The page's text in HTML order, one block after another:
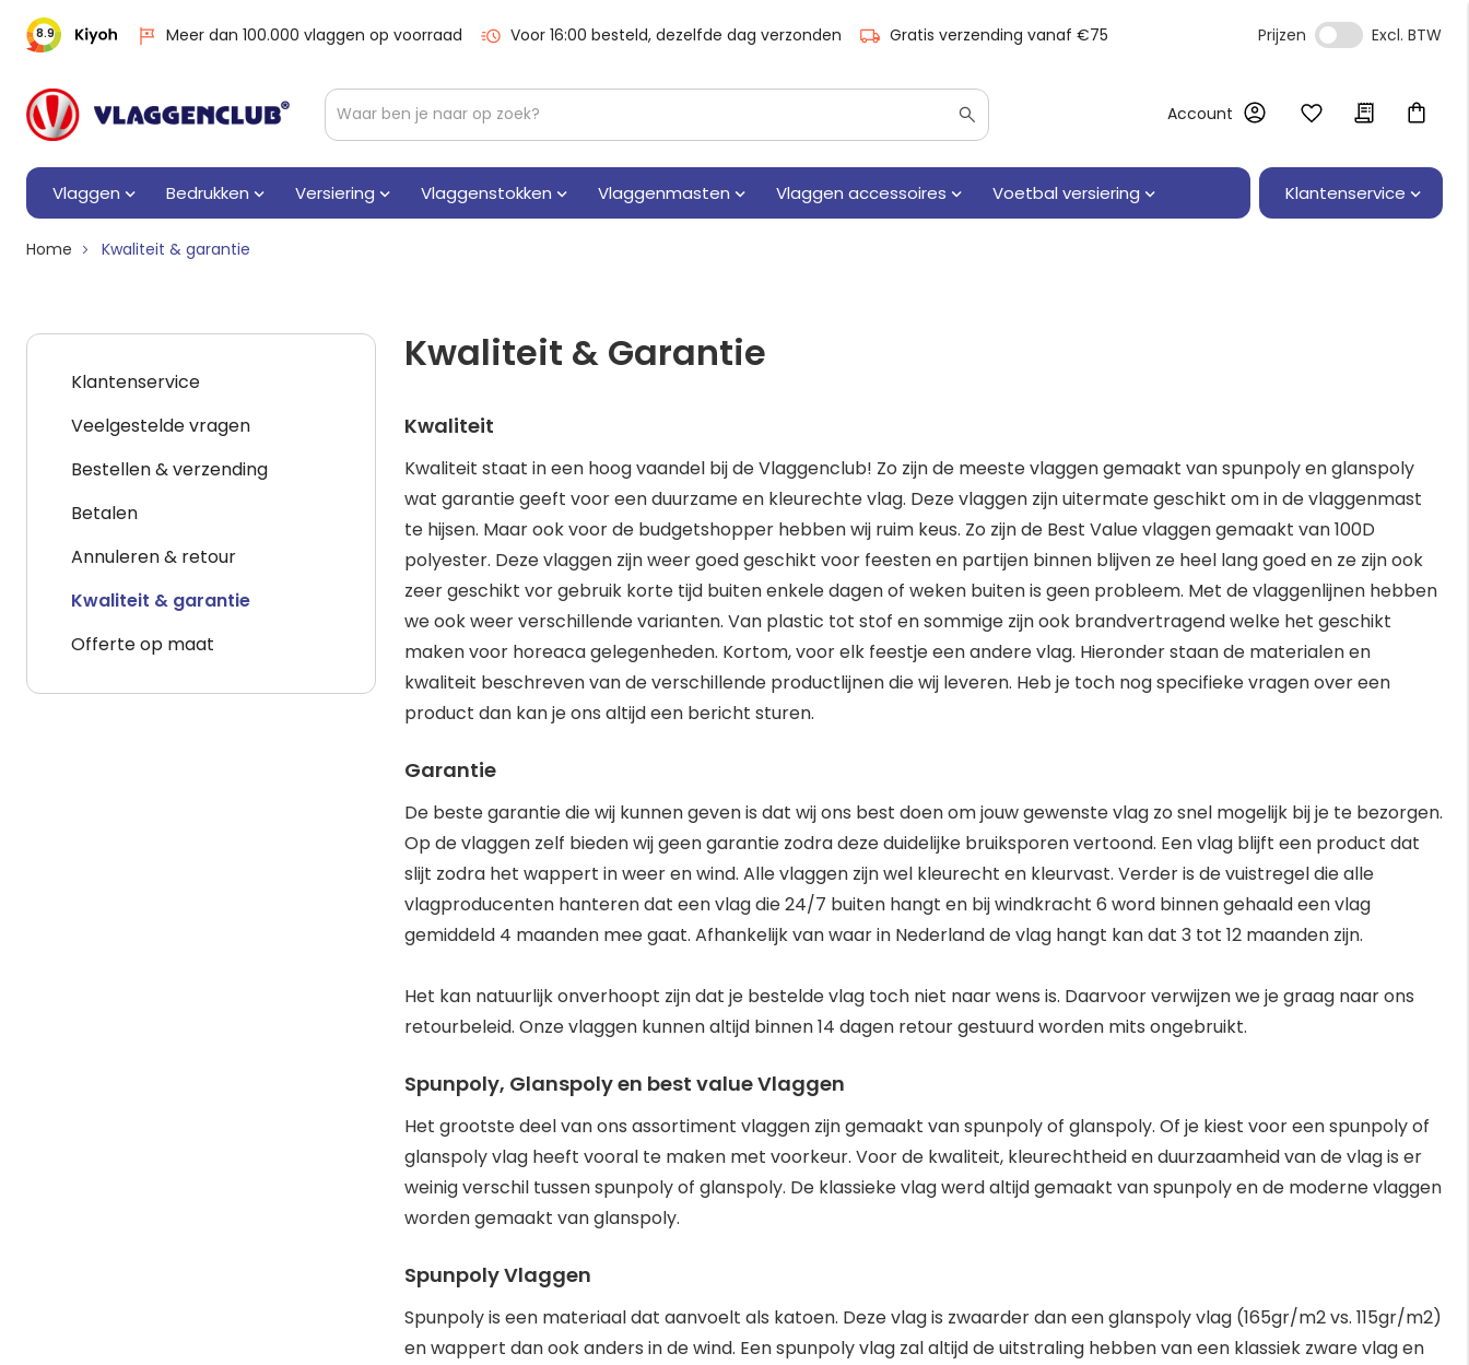
8.9 Meer dan 100.000 vlaggen op voorraad Voor 16:00 besteld, dezelfde dag verzonden Gratis verzending vanaf €75 Prijzen
Account
Vlaggen Bedrukken Versiering Vlaggenstokken Vlaggenmasten Vlaggen accessoires Voetbal versiering Klantenservice
Home Kwaliteit & garantie
Kwaliteit & Garantie
Kwaliteit
Kwaliteit staat in een hoog vaandel bij de Vlaggenclub! Zo zijn de meeste vlaggen gemaakt van spunpoly en glanspoly
wat garantie geeft voor een duurzame en kleurechte vlag. Deze vlaggen zijn uitermate geschikt om in de vlaggenmast
te hijsen. Maar ook voor de budgetshopper hebben wij ruim keus. Zo zijn de Best Value vlaggen gemaakt van 100D
polyester. Deze vlaggen zijn weer goed geschikt voor feesten en partijen binnen blijven ze heel lang goed en ze zijn ook
zeer geschikt vor gebruik korte tijd buiten enkele dagen of weken buiten is geen probleem. Met de vlaggenlijnen hebben
we ook weer verschillende varianten. Van plastic tot stof en sommige zijn ook brandvertragend welke het geschikt
maken voor horeaca gelegenheden. Kortom, voor elk feestje een andere vlag. Hieronder staan de materialen en
kwaliteit beschreven van de verschillende productlijnen die wij leveren. Heb je toch nog specifieke vragen over een
product dan kan je ons altijd een bericht sturen.
Garantie
De beste garantie die wij kunnen geven is dat wij ons best doen om jouw gewenste vlag zo snel mogelijk bij je te bezorgen.
Op de vlaggen zelf bieden wij geen garantie zodra deze duidelijke bruiksporen vertoond. Een vlag blijft een product dat
slijt zodra het wappert in weer en wind. Alle vlaggen zijn wel kleurecht en kleurvast. Verder is de vuistregel die alle
vlagproducenten hanteren dat een vlag die 24/7 buiten hangt en bij windkracht 6 word binnen gehaald een vlag
gemiddeld 4 maanden mee gaat. Afhankelijk van waar in Nederland de vlag hangt kan dat 3 tot 12 maanden zijn.
Het kan natuurlijk onverhoopt zijn dat je bestelde vlag toch niet naar wens is. Daarvoor verwijzen we je graag naar ons
retourbeleid. Onze vlaggen kunnen altijd binnen 14 dagen retour gestuurd worden mits ongebruikt.
Spunpoly, Glanspoly en best value Vlaggen
Het grootste deel van ons assortiment vlaggen zijn gemaakt van spunpoly of glanspoly. Of je kiest voor een spunpoly of
glanspoly vlag heeft vooral te maken met voorkeur. Voor de kwaliteit, kleurechtheid en duurzaamheid van de vlag is er
weinig verschil tussen spunpoly of glanspoly. De klassieke vlag werd altijd gemaakt van spunpoly en de moderne vlaggen
worden gemaakt van glanspoly.
Spunpoly Vlaggen
Spunpoly is een materiaal dat aanvoelt als katoen. Deze vlag is zwaarder dan een glanspoly vlag (165gr/m2 vs. 115gr/m2)
en wappert dan ook anders in de wind. Een spunpoly vlag zal altijd de uitstraling hebben van een klassiek zware vlag en
Klantenservice
Klantenservice
Veelgestelde vragen
Bestellen & verzending
Betalen
Annuleren & retour
Kwaliteit & garantie
Offerte op maat